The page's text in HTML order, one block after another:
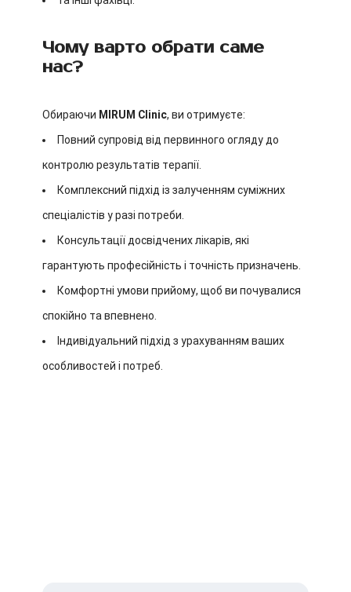
Чому варто обрати саме
нас?
Обираючи MIRUM Clinic, ви отримуєте:
Повний супровід від первинного огляду до
контролю результатів терапії.
Комплексний підхід із залученням суміжних
спеціалістів у разі потреби.
Консультації досвідчених лікарів, які
гарантують професійність і точність призначень.
Комфортні умови прийому, щоб ви почувалися
спокійно та впевнено.
Індивідуальний підхід з урахуванням ваших
особливостей і потреб.